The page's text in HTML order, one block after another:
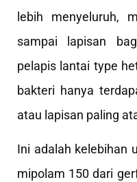
lebih menyeluruh,
sampai lapisan
pelapis lantai type
bakteri hanya
atau lapisan paling
Ini adalah kelebihan
mipolam 150 dari